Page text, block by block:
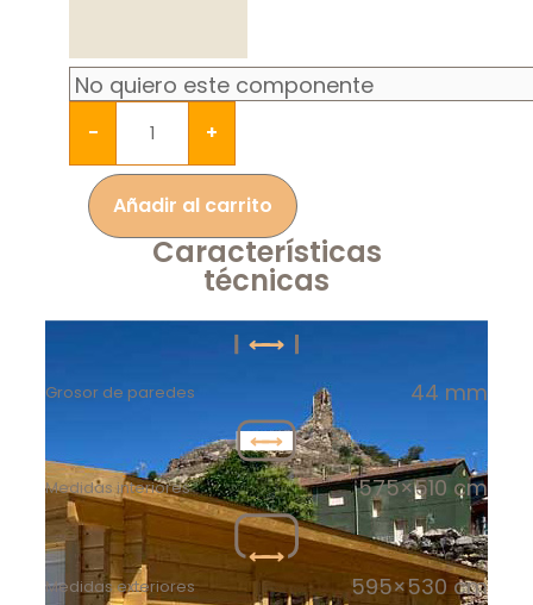
- +
Añadir al carrito
Características
técnicas
Grosor de paredes 44 mm
Medidas interiores 575×510 cm
Medidas exteriores 595×530 cm